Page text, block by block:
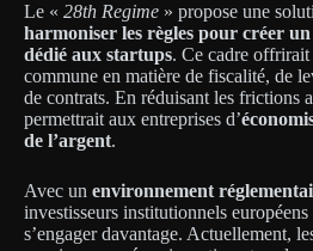
Le « 28th Regime » propose une
harmoniser les règles pour créer
dédié aux startups. Ce cadre offrirait
commune en matière de fiscalité, de
de contrats. En réduisant les frictions
permettrait aux entreprises d’
de l’argent.
Avec un environnement
investisseurs institutionnels
s’engager davantage. Actuellement,